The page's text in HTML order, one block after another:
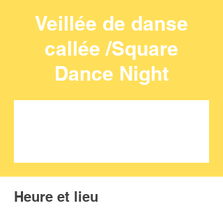
Veillée de danse
callée /Square
Dance Night
Heure et lieu